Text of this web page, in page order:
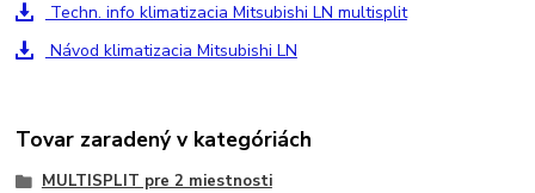
Techn. info klimatizacia Mitsubishi LN multisplit
Návod klimatizacia Mitsubishi LN
Tovar zaradený v kategóriách
MULTISPLIT pre 2 miestnosti